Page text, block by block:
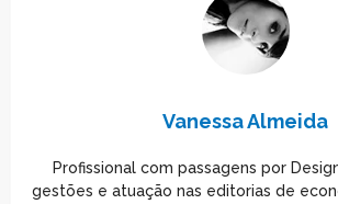
Vanessa Almeida
Profissional com passagens por
gestões e atuação nas editorias de